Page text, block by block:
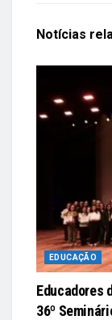
Notícias
EDUCAÇÃO
Educadores
36º